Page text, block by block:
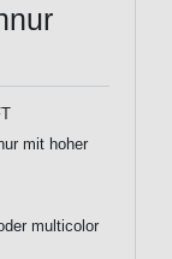
mit hoher
multicolor